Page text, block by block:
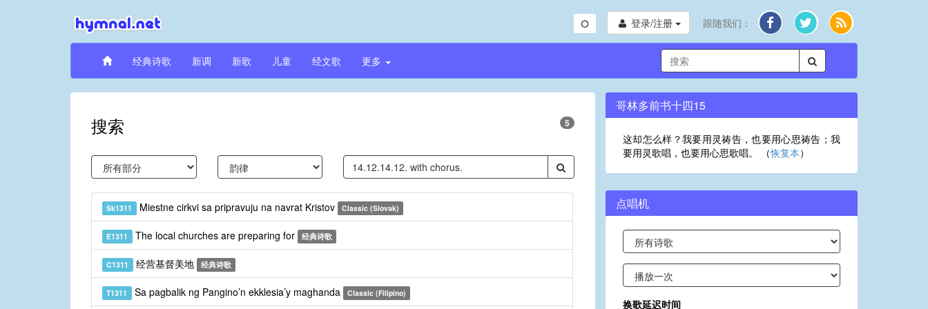
登录/注册 跟随我们：
经典诗歌 新调 新歌 儿童 经文歌 更多
搜索 5
Sk1311 Miestne cirkvi sa pripravuju na navrat Kristov Classic (Slovak)
E1311 The local churches are preparing for 经典诗歌
C1311 经营基督美地 经典诗歌
T1311 Sa pagbalik ng Pangino’n ekklesia’y maghanda Classic (Filipino)
哥林多前书十四15
这却怎么样？我要用灵祷告，也要用心思祷告；我
要用灵歌唱，也要用心思歌唱。 （恢复本）
点唱机
换歌延迟时间